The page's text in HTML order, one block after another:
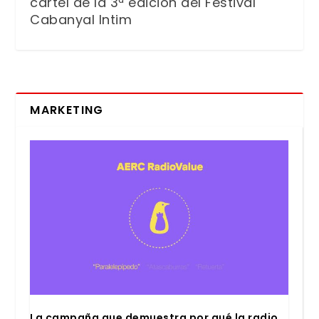
Cabanyal Intim
MARKETING